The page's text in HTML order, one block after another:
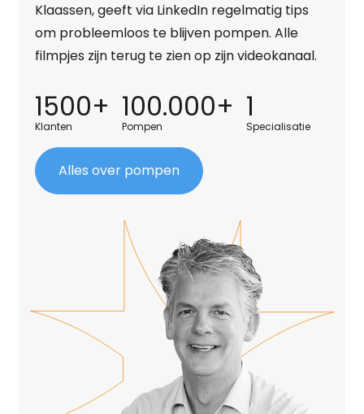
Klaassen, geeft via LinkedIn regelmatig tips
om probleemloos te blijven pompen. Alle
filmpjes zijn terug te zien op zijn videokanaal.
1500+
Klanten
100.000+
Pompen
1
Specialisatie
Alles over pompen